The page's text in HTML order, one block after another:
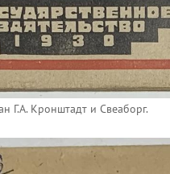
Г.А. Кронштадт и Свеаборг.